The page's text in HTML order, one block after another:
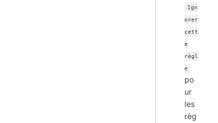
Ign
orer
cett
e
règl
e
po
ur
les
règ